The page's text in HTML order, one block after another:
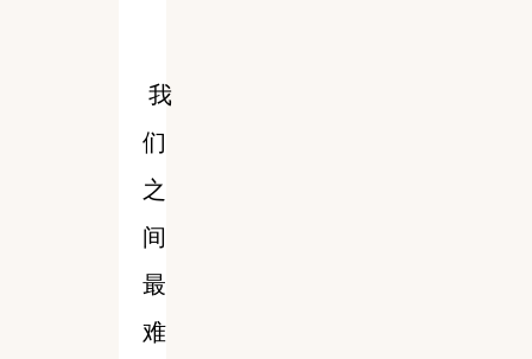
我
们
之
间
最
难